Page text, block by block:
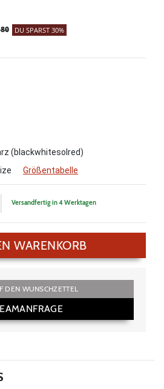
DU SPARST 30%
(blackwhitesolred)
Größentabelle
Versandfertig in 4 Werktagen
WARENKORB
DEN WUNSCHZETTEL